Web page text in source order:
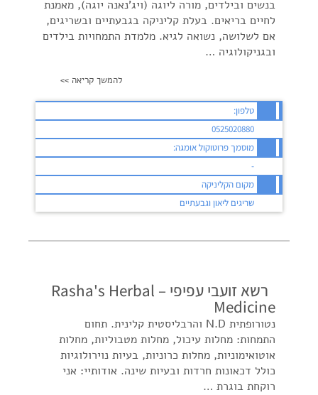
בנשים ובילדים, מורה ליוגה (ויג'נאנה יוגה), מאמנת
לחיים בריאים. בעלת קליניקה בגבעתיים ובשריגים,
אם לשלושה, נשואה לגיא. מלמדת התמחויות בילדים
ובגניקולוגיה …
להמשך קריאה >>
טלפון:
0525020880
מוסמך פרוטוקול אומגה:
-
מקום הקליניקה
שריגים ליאון וגבעתיים
רשא זועבי עפיפי – Rasha's Herbal
Medicine
נטורופתית N.D והרבליסטית קלינית. תחום
התמחות: מחלות עיכול, מחלות מטבוליות, מחלות
אוטואימוניות, מחלות כרוניות, בעיות נוירולוגיות
כולל דכאונות חרדות ובעיות שינה. אודותיי: אני
רוקחת בוגרת …